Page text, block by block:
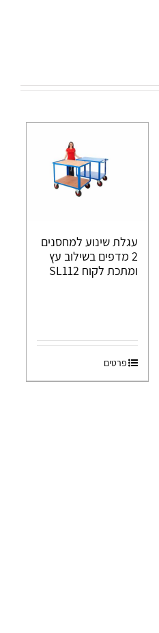
עגלת שינוע למחסנים
2 מדפים בשילוב עץ
ומתכת לקוח SL112
פרטים